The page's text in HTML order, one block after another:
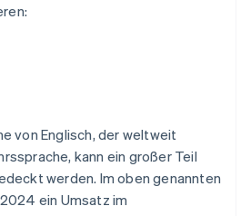
von Englisch, der weltweit
kann ein großer Teil
werden. Im oben genannten
ein Umsatz im